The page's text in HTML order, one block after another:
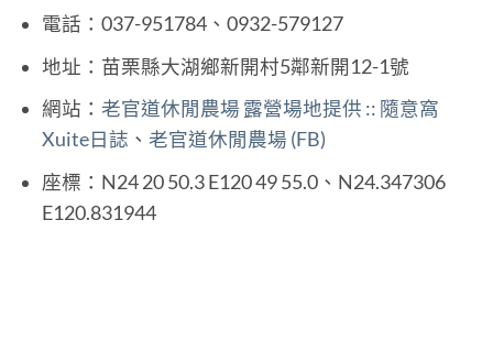
電話：037-951784、0932-579127
地址：苗栗縣大湖鄉新開村5鄰新開12-1號
網站： 老官道休閒農場 露營場地提供 :: 隨意窩
Xuite日誌 、 老官道休閒農場 (FB)
座標：N24 20 50.3 E120 49 55.0、N24.347306
E120.831944